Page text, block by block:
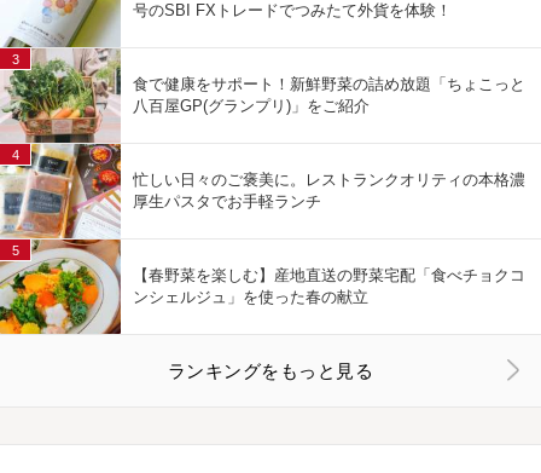
号のSBI FXトレードでつみたて外貨を体験！
食で健康をサポート！新鮮野菜の詰め放題「ちょこっと
八百屋GP(グランプリ)」をご紹介
3
忙しい日々のご褒美に。レストランクオリティの本格濃
厚生パスタでお手軽ランチ
4
【春野菜を楽しむ】産地直送の野菜宅配「食べチョクコ
ンシェルジュ」を使った春の献立
5
ランキングをもっと見る